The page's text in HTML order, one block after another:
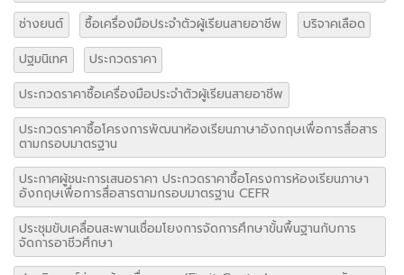
ช่างยนต์
ซื้อเครื่องมือประจำตัวผู้เรียนสายอาชีพ
บริจาคเลือด
ปฐมนิเทศ
ประกวดราคา
ประกวดราคาซื้อเครื่องมือประจำตัวผู้เรียนสายอาชีพ
ประกวดราคาซื้อโครงการพัฒนาห้องเรียนภาษาอังกฤษเพื่อการสื่อสาร
ตามกรอบมาตรฐาน
ประกาศผู้ชนะการเสนอราคา ประกวดราคาซื้อโครงการห้องเรียนภาษา
อังกฤษเพื่อการสื่อสารตามกรอบมาตรฐาน CEFR
ประชุมขับเคลื่อนสะพานเชื่อมโยงการจัดการศึกษาขั้นพื้นฐานกับการ
จัดการอาชีวศึกษา